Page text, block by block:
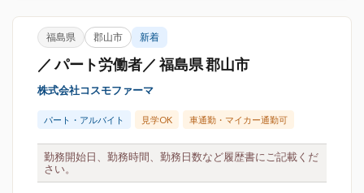
福島県 郡山市 新着
／ パート労働者／ 福島県 郡山市
株式会社コスモファーマ
パート・アルバイト 見学OK 車通勤・マイカー通勤可
勤務開始日、勤務時間、勤務日数など履歴書にご記載くだ
さい。